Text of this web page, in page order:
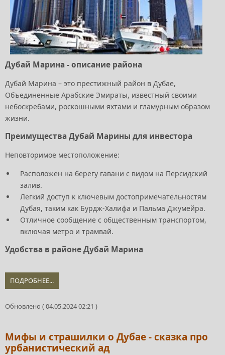
Дубай Марина - описание района
Дубай Марина – это престижный район в Дубае,
Объединенные Арабские Эмираты, известный своими
небоскребами, роскошными яхтами и гламурным образом
жизни.
Преимущества Дубай Марины для инвестора
Неповторимое местоположение:
Расположен на берегу гавани с видом на Персидский
залив.
Легкий доступ к ключевым достопримечательностям
Дубая, таким как Бурдж-Халифа и Пальма Джумейра.
Отличное сообщение с общественным транспортом,
включая метро и трамвай.
Удобства в районе Дубай Марина
ПОДРОБНЕЕ...
Обновлено ( 04.05.2024 02:21 )
Мифы и страшилки о Дубае - сказка про
урбанистический ад